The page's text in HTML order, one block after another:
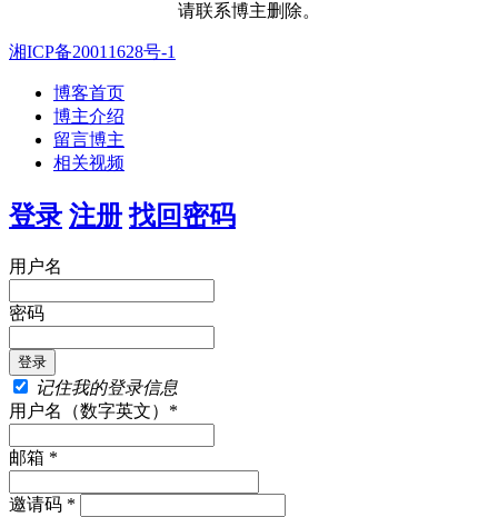
请联系博主删除。
湘ICP备20011628号-1
博客首页
博主介绍
留言博主
相关视频
登录 注册 找回密码
用户名
密码
记住我的登录信息
用户名（数字英文）*
邮箱 *
邀请码 *